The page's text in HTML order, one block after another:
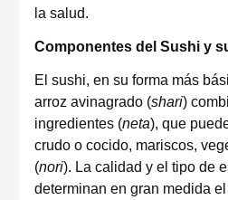
la salud.
Componentes del Sushi y
El sushi, en su forma más
arroz avinagrado (shari)
ingredientes (neta), que
crudo o cocido, mariscos,
(nori). La calidad y el tipo de
determinan en gran medida